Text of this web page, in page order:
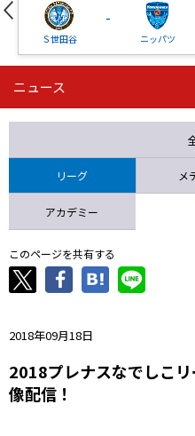
Ｓ世田谷
-
ニッパツ
第16節 09/05 (土) 15:00
ニッパツ
ニュース
リーグ メ
アカデミー
このページを共有する
2018年09月18日
2018プレナスなでしこ
像配信！